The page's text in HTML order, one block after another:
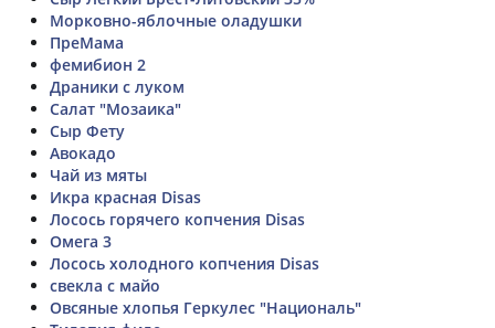
Морковно-яблочные оладушки
ПреМама
фемибион 2
Драники с луком
Салат "Мозаика"
Сыр Фету
Авокадо
Чай из мяты
Икра красная Disas
Лосось горячего копчения Disas
Омега 3
Лосось холодного копчения Disas
свекла с майо
Овсяные хлопья Геркулес "Националь"